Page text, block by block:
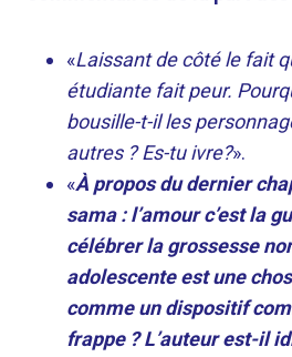
«Laissant de côté le fait
étudiante fait peur.
bousille-t-il les
autres ? Es-tu ivre?».
«À propos du dernier
sama : l’amour c’est la
célébrer la grossesse
adolescente est une
comme un dispositif
frappe ? L’auteur est-il